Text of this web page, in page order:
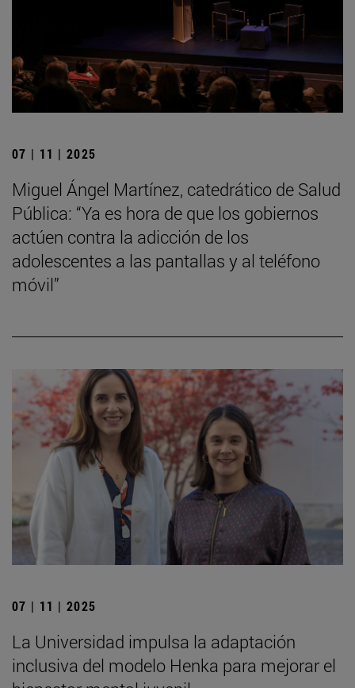
07 | 11 | 2025
Miguel Ángel Martínez, catedrático de Salud
Pública: “Ya es hora de que los gobiernos
actúen contra la adicción de los
adolescentes a las pantallas y al teléfono
móvil”
07 | 11 | 2025
La Universidad impulsa la adaptación
inclusiva del modelo Henka para mejorar el